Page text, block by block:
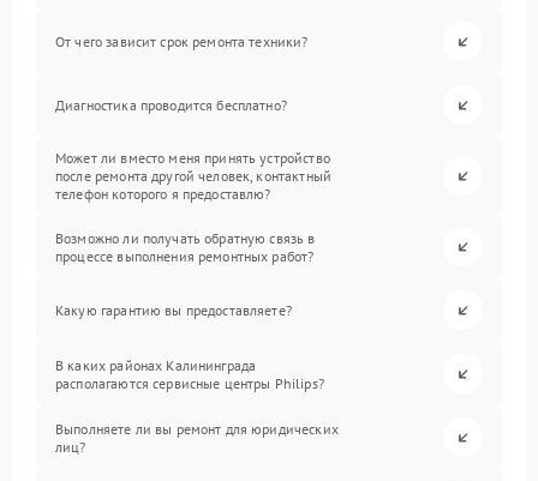
От чего зависит срок ремонта техники?
Диагностика проводится бесплатно?
Может ли вместо меня принять устройство
после ремонта другой человек, контактный
телефон которого я предоставлю?
Возможно ли получать обратную связь в
процессе выполнения ремонтных работ?
Какую гарантию вы предоставляете?
В каких районах Калининграда
располагаются сервисные центры Philips?
Выполняете ли вы ремонт для юридических
лиц?